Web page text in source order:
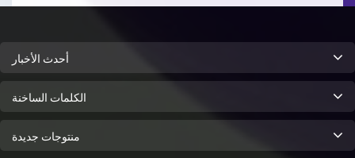
أحدث الأخبار
الكلمات الساخنة
منتوجات جديدة